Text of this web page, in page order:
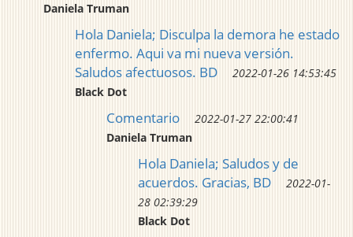
Daniela Truman
Hola Daniela; Disculpa la demora he estado
enfermo. Aqui va mi nueva versión.
Saludos afectuosos. BD
2022-01-26 14:53:45
Black Dot
Comentario
2022-01-27 22:00:41
Daniela Truman
Hola Daniela; Saludos y de
acuerdos. Gracias, BD
2022-01-
28 02:39:29
Black Dot